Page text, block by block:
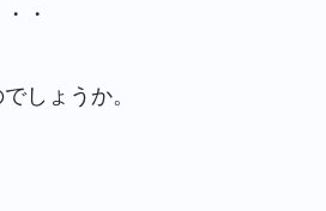
・
しょうか。